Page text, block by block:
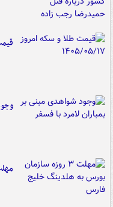
قیمت
مهلت ۳ روزه سازمان بورس